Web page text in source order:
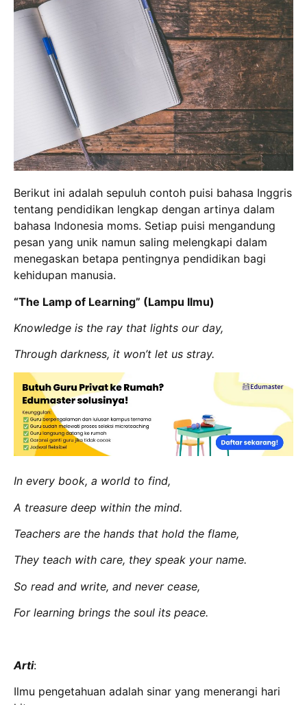
Berikut ini adalah sepuluh contoh puisi bahasa Inggris
tentang pendidikan lengkap dengan artinya dalam
bahasa Indonesia moms. Setiap puisi mengandung
pesan yang unik namun saling melengkapi dalam
menegaskan betapa pentingnya pendidikan bagi
kehidupan manusia.
“The Lamp of Learning” (Lampu Ilmu)
Knowledge is the ray that lights our day,
Through darkness, it won’t let us stray.
In every book, a world to find,
A treasure deep within the mind.
Teachers are the hands that hold the flame,
They teach with care, they speak your name.
So read and write, and never cease,
For learning brings the soul its peace.
Arti:
Ilmu pengetahuan adalah sinar yang menerangi hari